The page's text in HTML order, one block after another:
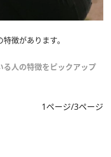
徴があります。
人の特徴をピックアップ
1ページ/3ページ